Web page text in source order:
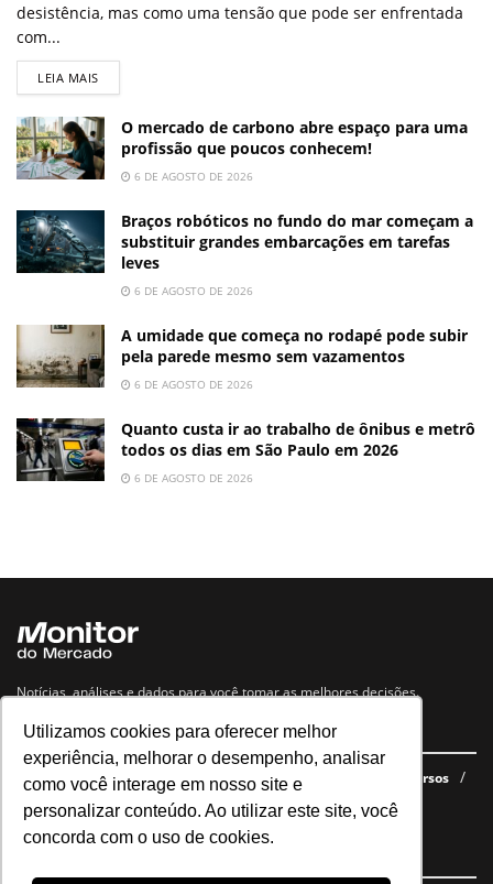
Utilizamos cookies para oferecer melhor
experiência, melhorar o desempenho, analisar
como você interage em nosso site e
personalizar conteúdo. Ao utilizar este site, você
concorda com o uso de cookies.
desistência, mas como uma tensão que pode ser enfrentada
com...
LEIA MAIS
O mercado de carbono abre espaço para uma
profissão que poucos conhecem!
6 DE AGOSTO DE 2026
Braços robóticos no fundo do mar começam a
substituir grandes embarcações em tarefas
leves
6 DE AGOSTO DE 2026
A umidade que começa no rodapé pode subir
pela parede mesmo sem vazamentos
6 DE AGOSTO DE 2026
Quanto custa ir ao trabalho de ônibus e metrô
todos os dias em São Paulo em 2026
6 DE AGOSTO DE 2026
Notícias, análises e dados para você tomar as melhores decisões.
Navegue no site
Últimas notícias Quem somos E-books gratuitos
Cursos
Política de privacidade